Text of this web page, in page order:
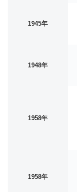
1945年
1948年
1958年
1958年